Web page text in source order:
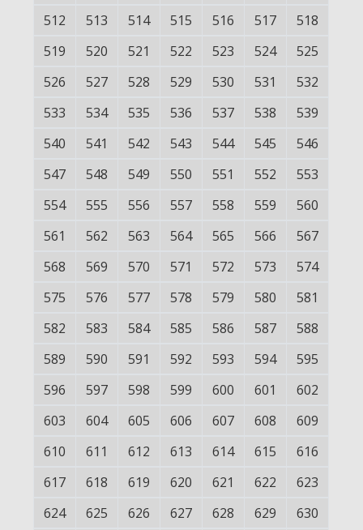
512 513 514 515 516 517
518
519
520 521 522 523 524
525
526
527 528 529 530 531
532
533
534 535 536 537 538
539
540
541 542 543 544 545
546
547
548 549 550 551 552
553
554
555 556 557 558 559
560
561
562 563 564 565 566
567
568
569 570 571 572 573
574
575
576 577 578 579 580
581
582
583 584 585 586 587
588
589
590 591 592 593 594
595
596
597 598 599 600 601
602
603
604 605 606 607 608
609
610
611 612 613 614 615
616
617
618 619 620 621 622
623
624
625 626 627 628 629
630